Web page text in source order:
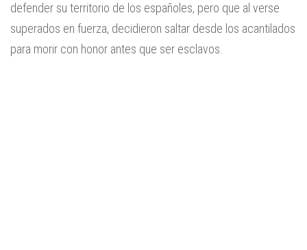
defender su territorio de los españoles, pero que al verse
superados en fuerza, decidieron saltar desde los acantilados
para morir con honor antes que ser esclavos.